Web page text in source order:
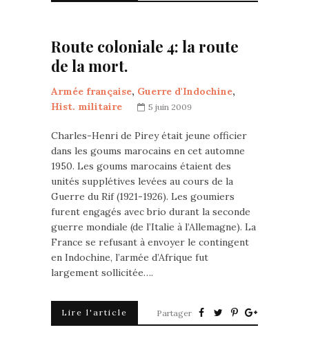
Route coloniale 4: la route
de la mort.
Armée française, Guerre d'Indochine,
Hist. militaire
5 juin 2009
Charles-Henri de Pirey était jeune officier
dans les goums marocains en cet automne
1950. Les goums marocains étaient des
unités supplétives levées au cours de la
Guerre du Rif (1921-1926). Les goumiers
furent engagés avec brio durant la seconde
guerre mondiale (de l’Italie à l’Allemagne). La
France se refusant à envoyer le contingent
en Indochine, l’armée d’Afrique fut
largement sollicitée….
Lire l'article Partager